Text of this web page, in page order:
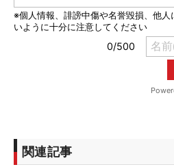
関連記事